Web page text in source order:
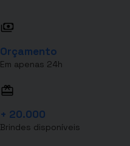
Orçamento
Em apenas 24h
+ 20.000
Brindes disponíveis